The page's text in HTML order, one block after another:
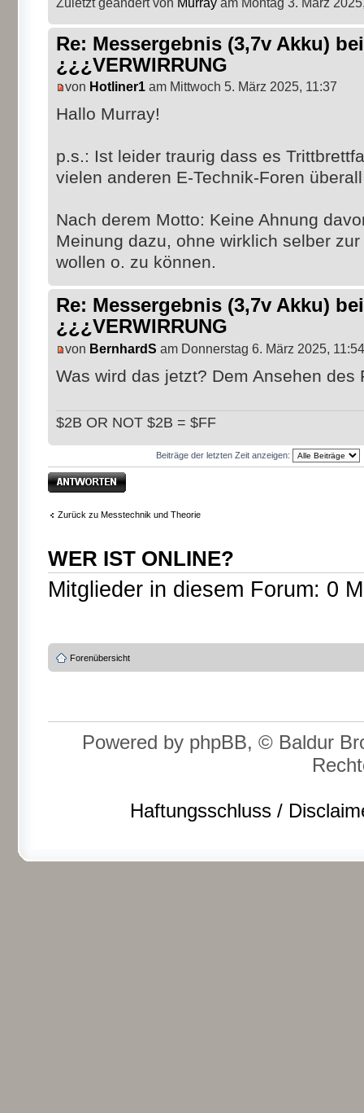
Re: Messergebnis (3,7v Akku)
¿¿¿VERWIRRUNG
von Hotliner1 am Mittwoch 5. März 2025, 11:37
Hallo Murray!
p.s.: Ist leider traurig dass es
vielen anderen E-Technik-Foren
Nach derem Motto: Keine Ahnung
Meinung dazu, ohne wirklich selber
wollen o. zu können.
Re: Messergebnis (3,7v Akku)
¿¿¿VERWIRRUNG
von BernhardS am Donnerstag 6. März 2025, 11:54
Was wird das jetzt? Dem Ansehen des
$2B OR NOT $2B = $FF
Beiträge der letzten Zeit anzeigen:
Antwort erstellen
Zurück zu Messtechnik und Theorie
WER IST ONLINE?
Mitglieder in diesem Forum: 0
Forenübersicht
Powered by phpBB, © Baldur
Haftungsschluss /